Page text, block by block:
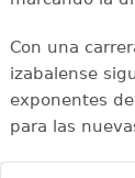
Con una
izabalense
exponentes
para las